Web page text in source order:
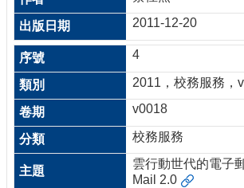
2011-12-20
4
2011，校務服務，
v0018
校務服務
雲行動世代的電子
Mail 2.0